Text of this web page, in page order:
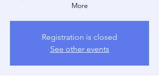
More
Registration is closed
See other events